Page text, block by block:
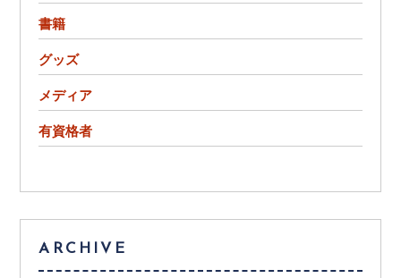
書籍
グッズ
メディア
有資格者
ARCHIVE